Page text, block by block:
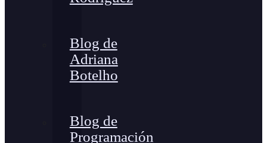
Blog de
Adriana
Botelho
Blog de
Programación